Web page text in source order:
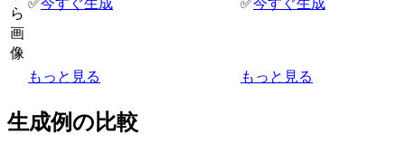
ら
画
像
もっと見る もっと見る
生成例の比較